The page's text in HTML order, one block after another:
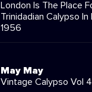
London Is The Place
Trinidadian Calypso
1956
May May
Vintage Calypso Vol 4